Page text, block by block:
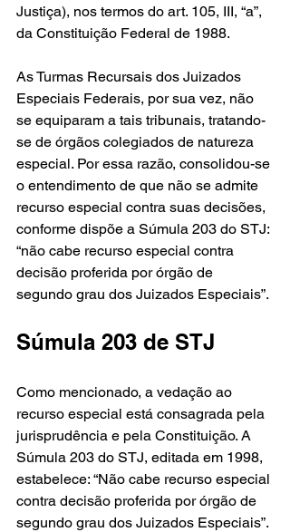
Justiça), nos termos do art. 105, III, “a”,
da Constituição Federal de 1988.
As Turmas Recursais dos Juizados
Especiais Federais, por sua vez, não
se equiparam a tais tribunais, tratando-
se de órgãos colegiados de natureza
especial. Por essa razão, consolidou-se
o entendimento de que não se admite
recurso especial contra suas decisões,
conforme dispõe a Súmula 203 do STJ:
“não cabe recurso especial contra
decisão proferida por órgão de
segundo grau dos Juizados Especiais”.
Súmula 203 de STJ
Como mencionado, a vedação ao
recurso especial está consagrada pela
jurisprudência e pela Constituição. A
Súmula 203 do STJ, editada em 1998,
estabelece: “Não cabe recurso especial
contra decisão proferida por órgão de
segundo grau dos Juizados Especiais”.